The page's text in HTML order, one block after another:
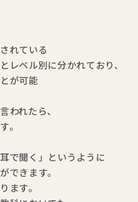
れている
ベル別に分かれており、
が可能
われたら、
。
で聞く」というように
できます。
ます。